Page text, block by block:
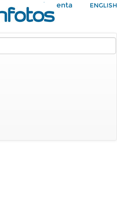
Mi Cuenta ENGLISH